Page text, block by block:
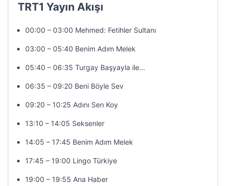
TRT1 Yayın Akışı
00:00 – 03:00 Mehmed: Fetihler Sultanı
03:00 – 05:40 Benim Adım Melek
05:40 – 06:35 Turgay Başyayla ile…
06:35 – 09:20 Beni Böyle Sev
09:20 – 10:25 Adını Sen Koy
13:10 – 14:05 Seksenler
14:05 – 17:45 Benim Adım Melek
17:45 – 19:00 Lingo Türkiye
19:00 – 19:55 Ana Haber